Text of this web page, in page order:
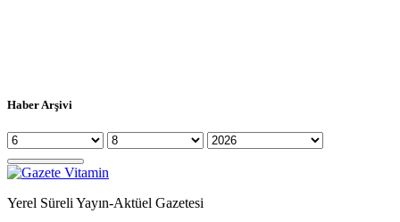
Haber Arşivi
Yerel Süreli Yayın-Aktüel Gazetesi